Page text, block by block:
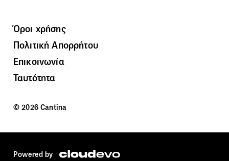
Όροι χρήσης
Πολιτική Απορρήτου
Επικοινωνία
Ταυτότητα
© 2026 Cantina
Powered by